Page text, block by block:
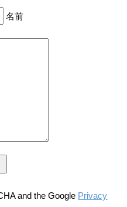
名前
and the Google Privacy